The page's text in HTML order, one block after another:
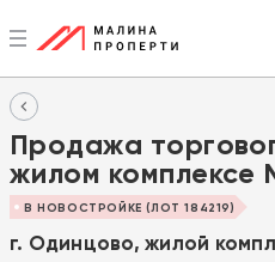
Продажа
жилом комплексе
В НОВОСТРОЙКЕ (ЛОТ 184219)
г. Одинцово, жилой